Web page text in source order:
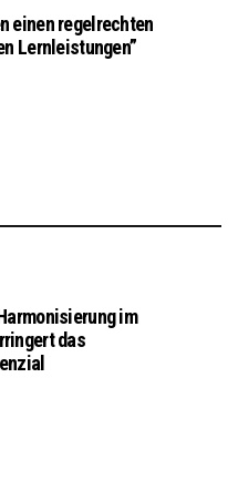
einen regelrechten
Lernleistungen”
im
das